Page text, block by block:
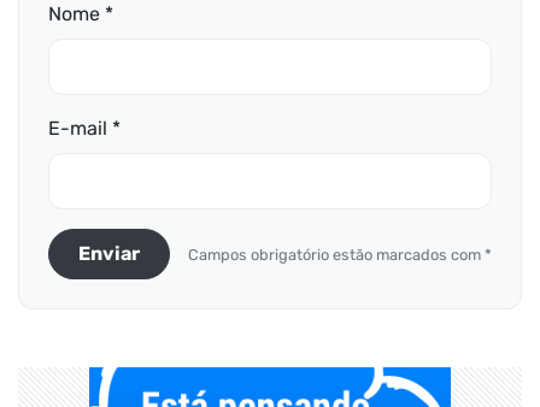
Nome *
E-mail *
Enviar Campos obrigatório estão marcados com *